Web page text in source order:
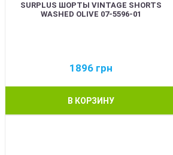
SURPLUS ШОРТЫ VINTAGE SHORTS
WASHED OLIVE 07-5596-01
1896 грн
В КОРЗИНУ